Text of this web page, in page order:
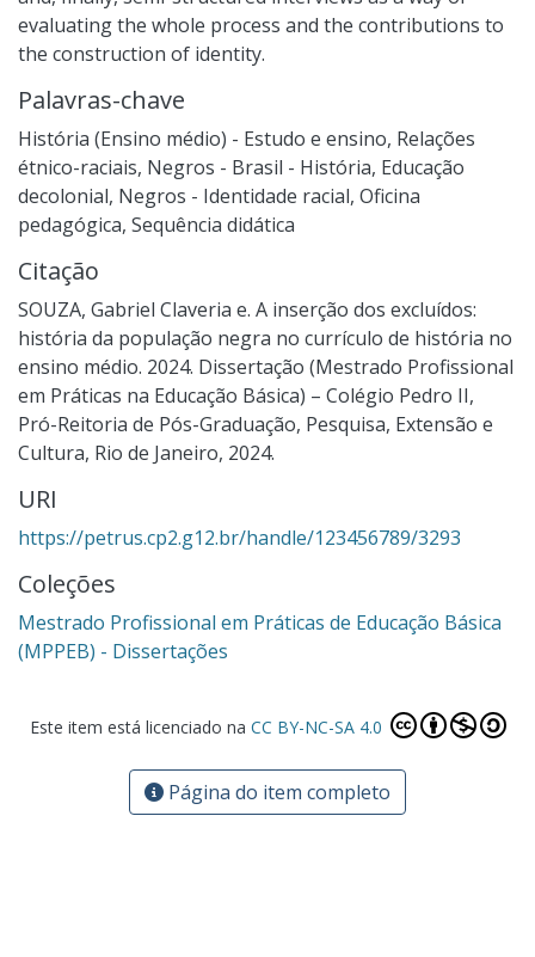
evaluating the whole process and the contributions to
the construction of identity.
Palavras-chave
História (Ensino médio) - Estudo e ensino, Relações
étnico-raciais, Negros - Brasil - História, Educação
decolonial, Negros - Identidade racial, Oficina
pedagógica, Sequência didática
Citação
SOUZA, Gabriel Claveria e. A inserção dos excluídos:
história da população negra no currículo de história no
ensino médio. 2024. Dissertação (Mestrado Profissional
em Práticas na Educação Básica) – Colégio Pedro II,
Pró-Reitoria de Pós-Graduação, Pesquisa, Extensão e
Cultura, Rio de Janeiro, 2024.
URI
https://petrus.cp2.g12.br/handle/123456789/3293
Coleções
Mestrado Profissional em Práticas de Educação Básica
(MPPEB) - Dissertações
Este item está licenciado na CC BY-NC-SA 4.0
Página do item completo